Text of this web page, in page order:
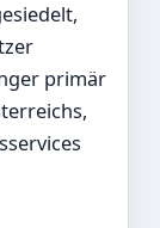
primär